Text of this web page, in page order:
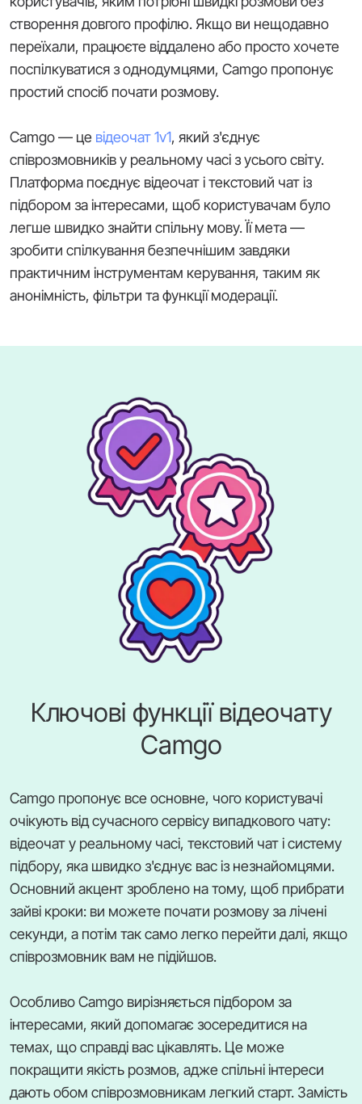
створення довгого профілю. Якщо ви нещодавно
переїхали, працюєте віддалено або просто хочете
поспілкуватися з однодумцями, Camgo пропонує
простий спосіб почати розмову.
Camgo — це відеочат 1v1, який з'єднує
співрозмовників у реальному часі з усього світу.
Платформа поєднує відеочат і текстовий чат із
підбором за інтересами, щоб користувачам було
легше швидко знайти спільну мову. Її мета —
зробити спілкування безпечнішим завдяки
практичним інструментам керування, таким як
анонімність, фільтри та функції модерації.
Ключові функції відеочату
Camgo
Camgo пропонує все основне, чого користувачі
очікують від сучасного сервісу випадкового чату:
відеочат у реальному часі, текстовий чат і систему
підбору, яка швидко з'єднує вас із незнайомцями.
Основний акцент зроблено на тому, щоб прибрати
зайві кроки: ви можете почати розмову за лічені
секунди, а потім так само легко перейти далі, якщо
співрозмовник вам не підійшов.
Особливо Camgo вирізняється підбором за
інтересами, який допомагає зосередитися на
темах, що справді вас цікавлять. Це може
покращити якість розмов, адже спільні інтереси
дають обом співрозмовникам легкий старт. Замість